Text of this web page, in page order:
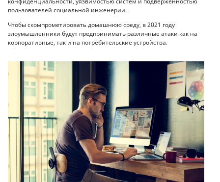
пользователей социальной инженерии.
Чтобы скомпрометировать домашнюю среду, в 2021 году
злоумышленники будут предпринимать различные атаки как на
корпоративные, так и на потребительские устройства.